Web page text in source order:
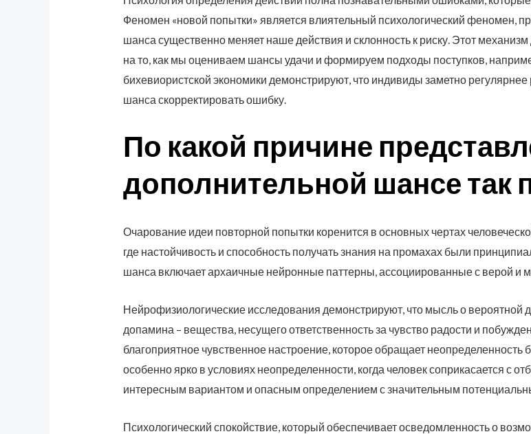
Феномен «новой попытки» является влиятельный психологический феномен,
шанса существенно меняет наше действия и склонность к риску. Этот
на то, как мы оцениваем шансы удачи и формируем подходы поступков,
бихевиористской экономики демонстрируют, что индивиды заметно
шанса скорректировать ошибку.
По какой причине
дополнительной шансе так
Очарование идеи повторной попытки коренится в основных чертах
где настойчивость и способность получать знания на промахах были
шанса включает архаичные нейронные паттерны, ассоциированные с верой и
Нейрофизиологические исследования демонстрируют, что мысль о вероятной
допамина – вещества, несущего ответственность за чувство радости и
благоприятное чувственное настроение, которое обращает
особенно ярко в условиях неопределенности, когда человек соприкасается с
интересным вариантом и опасным определением с значительным
Психологический спокойствие, который обеспечивает осведомленность о